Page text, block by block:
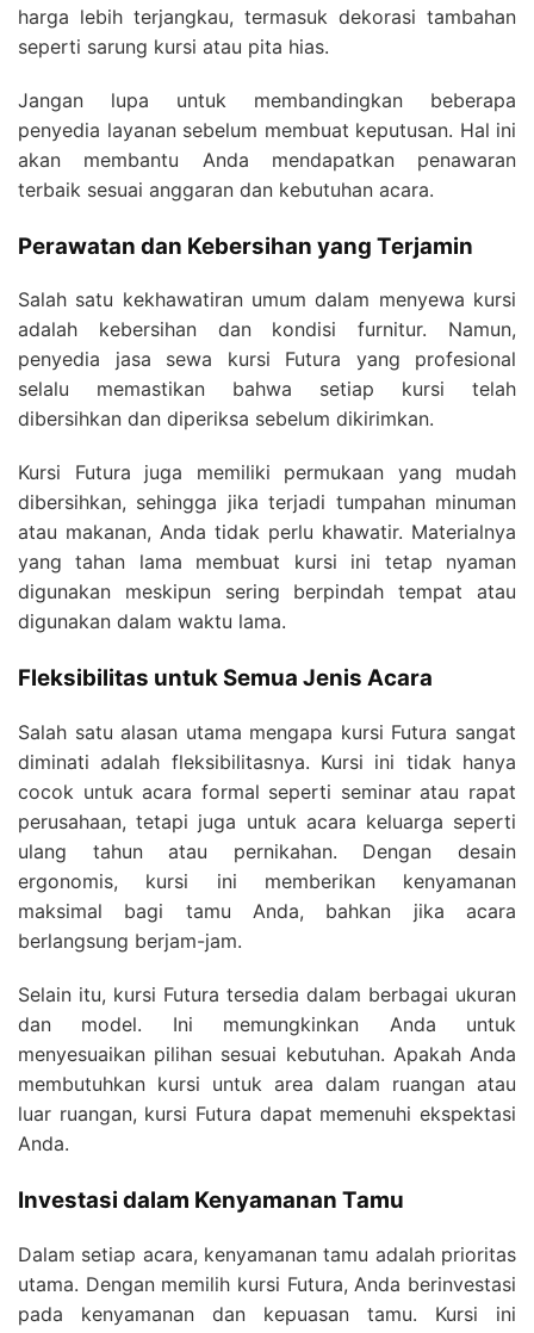
harga lebih terjangkau, termasuk dekorasi tambahan
seperti sarung kursi atau pita hias.
Jangan lupa untuk membandingkan beberapa
penyedia layanan sebelum membuat keputusan. Hal ini
akan membantu Anda mendapatkan penawaran
terbaik sesuai anggaran dan kebutuhan acara.
Perawatan dan Kebersihan yang Terjamin
Salah satu kekhawatiran umum dalam menyewa kursi
adalah kebersihan dan kondisi furnitur. Namun,
penyedia jasa sewa kursi Futura yang profesional
selalu memastikan bahwa setiap kursi telah
dibersihkan dan diperiksa sebelum dikirimkan.
Kursi Futura juga memiliki permukaan yang mudah
dibersihkan, sehingga jika terjadi tumpahan minuman
atau makanan, Anda tidak perlu khawatir. Materialnya
yang tahan lama membuat kursi ini tetap nyaman
digunakan meskipun sering berpindah tempat atau
digunakan dalam waktu lama.
Fleksibilitas untuk Semua Jenis Acara
Salah satu alasan utama mengapa kursi Futura sangat
diminati adalah fleksibilitasnya. Kursi ini tidak hanya
cocok untuk acara formal seperti seminar atau rapat
perusahaan, tetapi juga untuk acara keluarga seperti
ulang tahun atau pernikahan. Dengan desain
ergonomis, kursi ini memberikan kenyamanan
maksimal bagi tamu Anda, bahkan jika acara
berlangsung berjam-jam.
Selain itu, kursi Futura tersedia dalam berbagai ukuran
dan model. Ini memungkinkan Anda untuk
menyesuaikan pilihan sesuai kebutuhan. Apakah Anda
membutuhkan kursi untuk area dalam ruangan atau
luar ruangan, kursi Futura dapat memenuhi ekspektasi
Anda.
Investasi dalam Kenyamanan Tamu
Dalam setiap acara, kenyamanan tamu adalah prioritas
utama. Dengan memilih kursi Futura, Anda berinvestasi
pada kenyamanan dan kepuasan tamu. Kursi ini